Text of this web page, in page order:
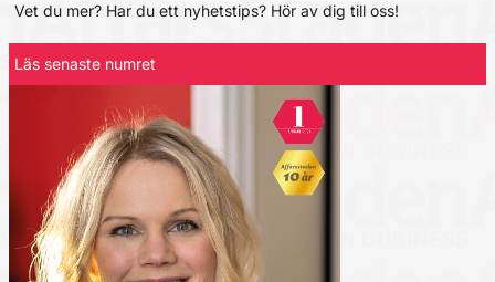
Vet du mer? Har du ett nyhetstips? Hör av dig till oss!
Läs senaste numret